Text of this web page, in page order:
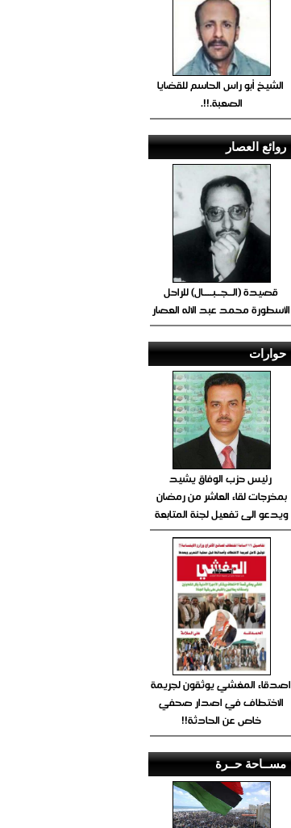
الشيخ أبو راس الحاسم للقضايا
الصعبة.!!.
روائع العصار
قصيدة (الــجــبــــال) للراحل
الأسطورة محمد عبد الاله العصار
حوارات
رئيس حزب الوفاق يشيد
بمخرجات لقاء العاشر من رمضان
ويدعو الى تفعيل لجنة المتابعة
اصدقاء المغشي يوثقون لجريمة
الاختطاف في اصدار صحفي
خاص عن الحادثة!!
مســاحة حــرة